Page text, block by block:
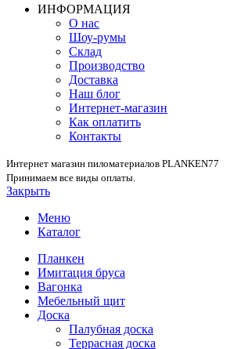
ИНФОРМАЦИЯ
О нас
Шоу-румы
Склад
Производство
Доставка
Наш блог
Интернет-магазин
Как оплатить
Контакты
Интернет магазин пиломатериалов PLANKEN77
Принимаем все виды оплаты.
Закрыть
Меню
Каталог
Планкен
Имитация бруса
Вагонка
Мебельный щит
Доска
Палубная доска
Террасная доска